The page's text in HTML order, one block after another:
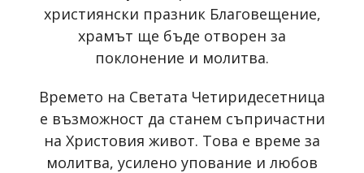
християнски празник Благовещение,
храмът ще бъде отворен за
поклонение и молитва.
Времето на Светата Четиридесетница
е възможност да станем съпричастни
на Христовия живот. Това е време за
молитва, усилено упование и любов